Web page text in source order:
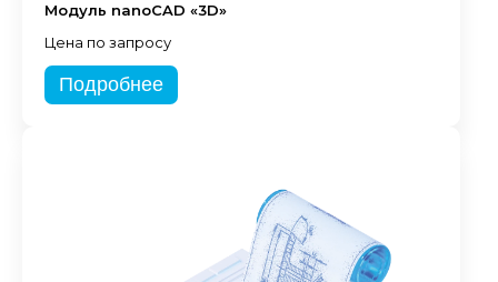
Модуль nanoCAD «3D»
Цена по запросу
Подробнее